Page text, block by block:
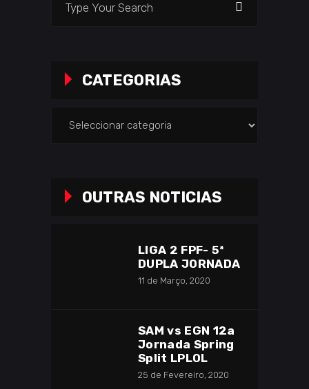
CATEGORIAS
OUTRAS NOTICIAS
LIGA 2 FPF- 5ª
DUPLA JORNADA
11 de Março, 2020
SAM vs EGN 12a
Jornada Spring
Split LPLOL
25 de Fevereiro, 2020